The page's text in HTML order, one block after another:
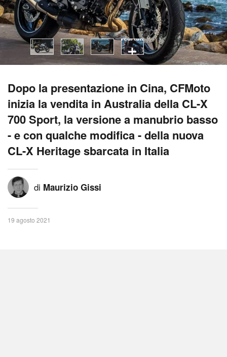
vedi tutti
Dopo la presentazione in Cina, CFMoto
inizia la vendita in Australia della CL-X
700 Sport, la versione a manubrio basso
- e con qualche modifica - della nuova
CL-X Heritage sbarcata in Italia
di Maurizio Gissi
19 agosto 2021